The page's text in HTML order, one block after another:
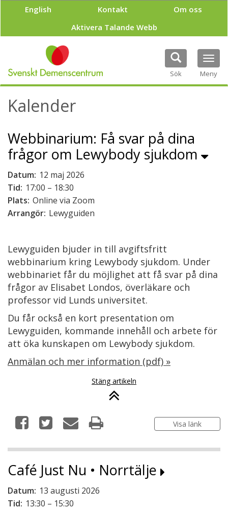
p
l
English Kontakt
Om oss
Aktivera Talande Webb
Sök Meny
Kalender
Webbinarium: Få svar på dina
frågor om Lewybody sjukdom
Datum: 12 maj 2026
Tid: 17:00 – 18:30
Plats: Online via Zoom
Arrangör: Lewyguiden
Lewyguiden bjuder in till avgiftsfritt
webbinarium kring Lewybody sjukdom. Under
webbinariet får du möjlighet att få svar på dina
frågor av Elisabet Londos, överläkare och
professor vid Lunds universitet.
Du får också en kort presentation om
Lewyguiden, kommande innehåll och arbete för
att öka kunskapen om Lewybody sjukdom.
Anmälan och mer information (pdf) »
Stäng artikeln
Visa länk
Café Just Nu • Norrtälje
Datum: 13 augusti 2026
Tid: 13:30 – 15:30